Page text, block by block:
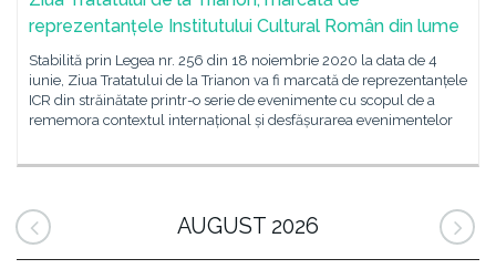
reprezentanțele Institutului Cultural Român din lume
Stabilită prin Legea nr. 256 din 18 noiembrie 2020 la data de 4
iunie, Ziua Tratatului de la Trianon va fi marcată de reprezentanțele
ICR din străinătate printr-o serie de evenimente cu scopul de a
rememora contextul internațional și desfășurarea evenimentelor
AUGUST 2026